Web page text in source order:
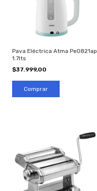
Pava Eléctrica Atma Pe0821ap
1.7lts
$37.999,00